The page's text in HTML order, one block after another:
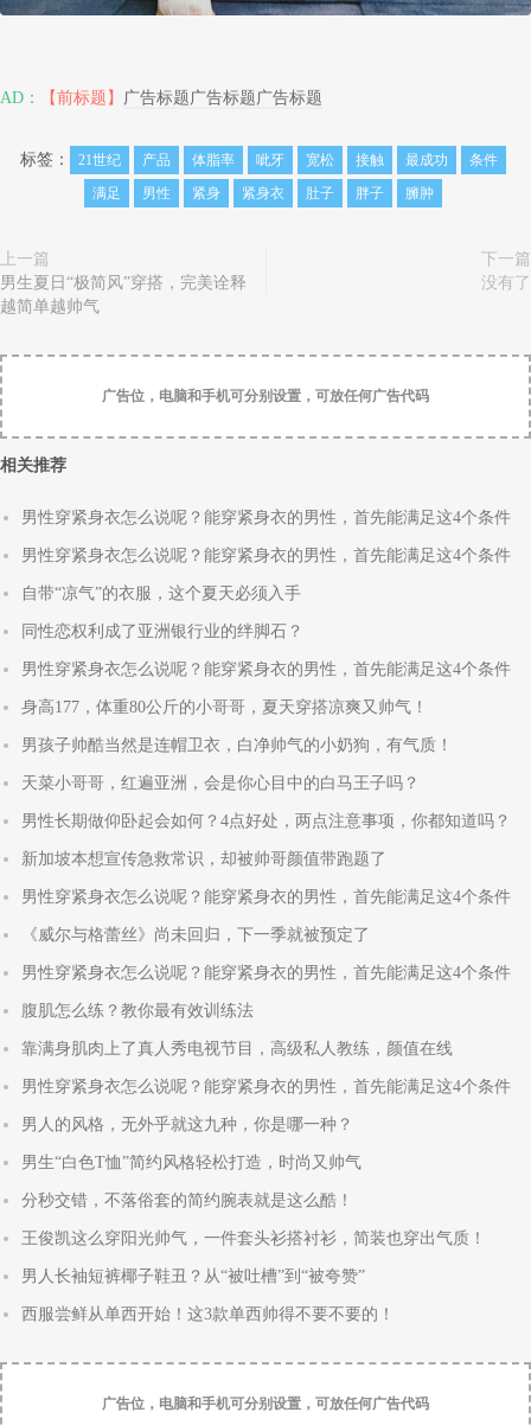
AD： 【前标题】 广告标题广告标题广告标题
标签： 21世纪 产品 体脂率 呲牙 宽松 接触 最成功
条件
满足
男性 紧身 紧身衣 肚子 胖子 臃肿
上一篇
男生夏日“极简风”穿搭，完美诠释
越简单越帅气
下一篇
没有了
广告位，电脑和手机可分别设置，可放任何广告代码
相关推荐
男性穿紧身衣怎么说呢？能穿紧身衣的男性，首先能满足这4个条件
男性穿紧身衣怎么说呢？能穿紧身衣的男性，首先能满足这4个条件
自带“凉气”的衣服，这个夏天必须入手
同性恋权利成了亚洲银行业的绊脚石？
男性穿紧身衣怎么说呢？能穿紧身衣的男性，首先能满足这4个条件
身高177，体重80公斤的小哥哥，夏天穿搭凉爽又帅气！
男孩子帅酷当然是连帽卫衣，白净帅气的小奶狗，有气质！
天菜小哥哥，红遍亚洲，会是你心目中的白马王子吗？
男性长期做仰卧起会如何？4点好处，两点注意事项，你都知道吗？
新加坡本想宣传急救常识，却被帅哥颜值带跑题了
男性穿紧身衣怎么说呢？能穿紧身衣的男性，首先能满足这4个条件
《威尔与格蕾丝》尚未回归，下一季就被预定了
男性穿紧身衣怎么说呢？能穿紧身衣的男性，首先能满足这4个条件
腹肌怎么练？教你最有效训练法
靠满身肌肉上了真人秀电视节目，高级私人教练，颜值在线
男性穿紧身衣怎么说呢？能穿紧身衣的男性，首先能满足这4个条件
男人的风格，无外乎就这九种，你是哪一种？
男生“白色T恤”简约风格轻松打造，时尚又帅气
分秒交错，不落俗套的简约腕表就是这么酷！
王俊凯这么穿阳光帅气，一件套头衫搭衬衫，简装也穿出气质！
男人长袖短裤椰子鞋丑？从“被吐槽”到“被夸赞”
西服尝鲜从单西开始！这3款单西帅得不要不要的！
广告位，电脑和手机可分别设置，可放任何广告代码